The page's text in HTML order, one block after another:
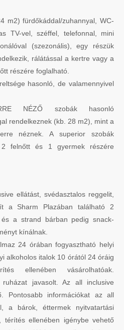
m2) fürdőkáddal/zuhannyal, WC-
TV-vel, széffel, telefonnal, mini
(szezonális), egy részük
rálátással a kertre vagy a
részére foglalható.
hasonló, de valamennyivel
NÉZŐ szobák hasonló
rendelkeznek (kb. 28 m2), mint a
néznek. A superior szobák
felnőtt és 1 gyermek részére
ellátást, svédasztalos reggelit,
a Sharm Plazában található 2
a strand bárban pedig snack-
kínálnak.
24 órában fogyasztható helyi
alkoholos italok 10 órától 24 óráig
ellenében vásárolhatóak.
ruházat javasolt. Az all inclusive
Pontosabb információkat az all
a bárok, éttermek nyitvatartási
térítés ellenében igénybe vehető